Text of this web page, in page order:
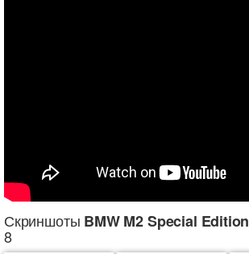
Скриншоты BMW M2 Special Edition
8